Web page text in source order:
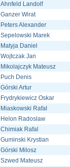
Ahnfeld Landolf
Ganzer Wirat
Peters Alexander
Sepelowski Marek
Matyja Daniel
Wojtczak Jan
Mikolajczyk Mateusz
Puch Denis
Górski Artur
Frydrykiewicz Oskar
Miaskowski Rafal
Helon Radoslaw
Chimiak Rafal
Guminski Krystian
Górski Milosz
Szwed Mateusz